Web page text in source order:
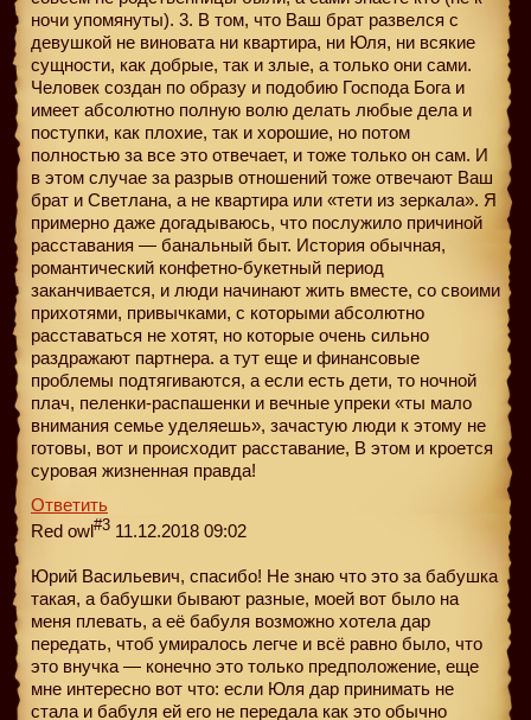
ночи упомянуты). 3. В том, что Ваш брат развелся с
девушкой не виновата ни квартира, ни Юля, ни всякие
сущности, как добрые, так и злые, а только они сами.
Человек создан по образу и подобию Господа Бога и
имеет абсолютно полную волю делать любые дела и
поступки, как плохие, так и хорошие, но потом
полностью за все это отвечает, и тоже только он сам. И
в этом случае за разрыв отношений тоже отвечают Ваш
брат и Светлана, а не квартира или «тети из зеркала». Я
примерно даже догадываюсь, что послужило причиной
расставания — банальный быт. История обычная,
романтический конфетно-букетный период
заканчивается, и люди начинают жить вместе, со своими
прихотями, привычками, с которыми абсолютно
расставаться не хотят, но которые очень сильно
раздражают партнера. а тут еще и финансовые
проблемы подтягиваются, а если есть дети, то ночной
плач, пеленки-распашенки и вечные упреки «ты мало
внимания семье уделяешь», зачастую люди к этому не
готовы, вот и происходит расставание, В этом и кроется
суровая жизненная правда!
Ответить
Red owl#3 11.12.2018 09:02
Юрий Васильевич, спасибо! Не знаю что это за бабушка
такая, а бабушки бывают разные, моей вот было на
меня плевать, а её бабуля возможно хотела дар
передать, чтоб умиралось легче и всё равно было, что
это внучка — конечно это только предположение, еще
мне интересно вот что: если Юля дар принимать не
стала и бабуля ей его не передала как это обычно